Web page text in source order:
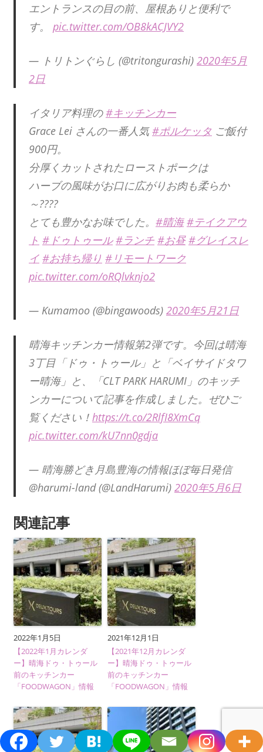
エントランスの目の前、屋根ありと便利で
す。 pic.twitter.com/OB8kACJVY2
— トリトンぐらし (@tritongurashi) 2020年5月
2日
イタリア料理の#キッチンカー
Grace Lei さんの一番人気#ポルケッタ ご飯付
900円。
分厚くカットされたローストポークは
ハーブの風味がお口に広がりお肉も柔らか
～????
とても豊かなお味でした。 #晴海 #テイクアウ
ト #ドゥトゥール #ランチ #お昼 #グレイスレ
イ #お持ち帰り #リモートワーク
pic.twitter.com/oRQlvknjo2
— Kumamoo (@bingawoods) 2020年5月21日
晴海キッチンカー情報第2弾です。今回は晴海
3丁目「ドゥ・トゥール」と「ベイサイドタワ
ー晴海」と、「CLT PARK HARUMI」のキッチ
ンカーについて記事を作成しました。ぜひご
覧ください！ https://t.co/2RlfI8XmCq
pic.twitter.com/kU7nn0gdja
— 晴海勝どき月島豊海の情報ほぼ毎日発信
@harumi-land (@LandHarumi) 2020年5月6日
関連記事
2022年1月5日
【2022年1月カレンダ
ー】晴海ドゥ・トゥール
前のキッチンカー
「FOODWAGON」情報
2021年12月1日
【2021年12月カレンダ
ー】晴海ドゥ・トゥール
前のキッチンカー
「FOODWAGON」情報